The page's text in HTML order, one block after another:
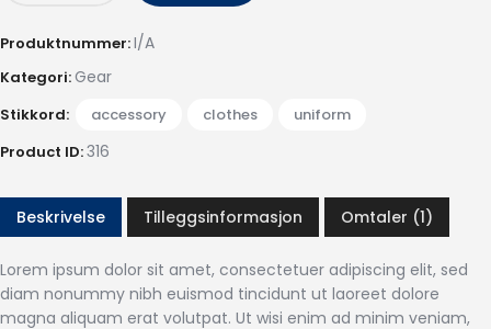
Produktnummer:I/A
Kategori: Gear
Stikkord: accessory clothes
uniform
Product ID:316
Beskrivelse Tilleggsinformasjon Omtaler (1)
Lorem ipsum dolor sit amet, consectetuer adipiscing elit, sed
diam nonummy nibh euismod tincidunt ut laoreet dolore
magna aliquam erat volutpat. Ut wisi enim ad minim veniam,